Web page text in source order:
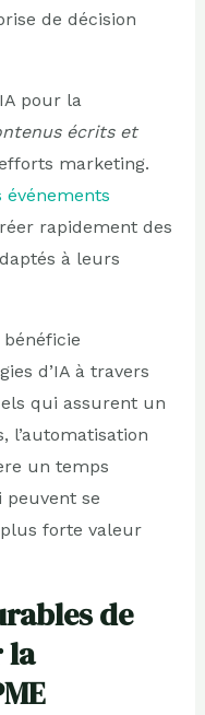
de décision
pour la
écrits et
marketing.
événements
rapidement des
à leurs
d’IA à travers
qui assurent un
l’automatisation
un temps
se
forte valeur
de
la